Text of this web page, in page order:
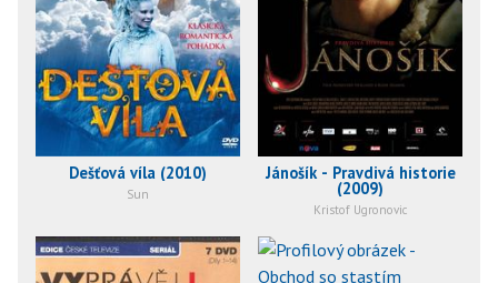
Dešťová víla (2010)
Sun
Jánošík - Pravdivá historie
(2009)
Kristof Ugronovic